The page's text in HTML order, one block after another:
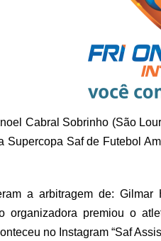
Cabral Sobrinho (São
Supercopa Saf de Futebol
a arbitragem de:
organizadora premiou o
no Instagram “Saf